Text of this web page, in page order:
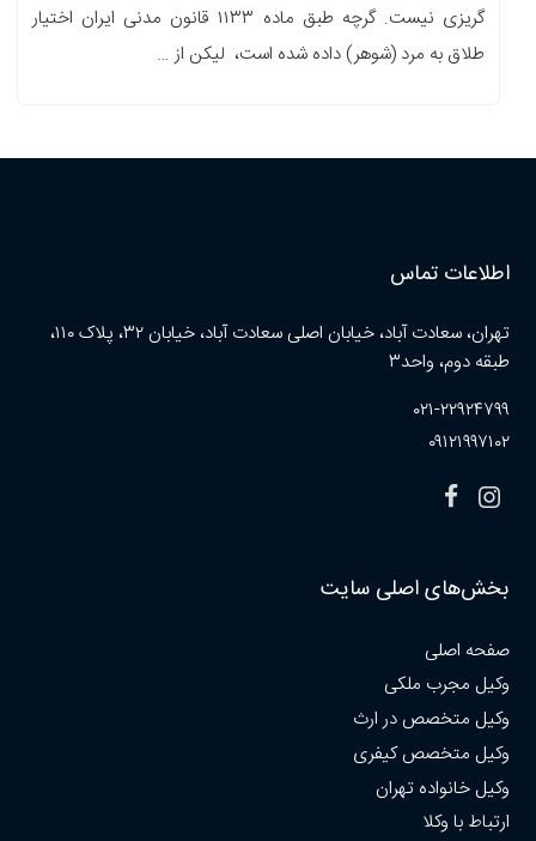
گریزى نیست. گرچه طبق ماده ۱۱۳۳ قانون مدنى ایران اختیار
طلاق به مرد (شوهر) داده شده است، لیکن از …
اطلاعات تماس
تهران، سعادت آباد، خیابان اصلی سعادت آباد، خیابان ۳۲، پلاک ۱۱۰،
طبقه دوم، واحد۳
۰۲۱-۲۲۹۲۴۷۹۹
۰۹۱۲۱۹۹۷۱۰۲
بخش‌های اصلی سایت
صفحه اصلی
وکیل مجرب ملکی
وکیل متخصص در ارث
وکیل متخصص کیفری
وکیل خانواده تهران
ارتباط با وکلا